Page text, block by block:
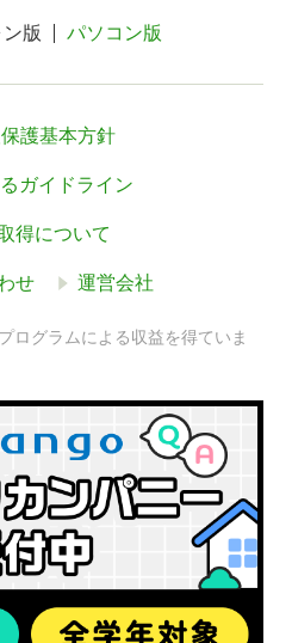
版 パソコン版
護基本方針
ガイドライン
得について
せ 運営会社
ログラムによる収益を得ていま